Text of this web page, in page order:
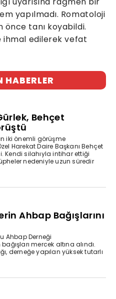
yapılmadı. Romatoloji
önce tanı koyabildi.
ihmal edilerek vefat
HABERLER
Behçet
iki önemli görüşme
Harekat Daire Başkanı Behçet
Kendi silahıyla intihar ettiği
nedeniyle uzun süredir
Ahbap Bağışlarını
Ahbap Derneği
mercek altına alındı.
derneğe yapılan yüksek tutarlı